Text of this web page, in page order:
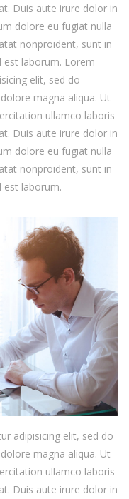
Duis aute irure dolor in
dolore eu fugiat nulla
nonproident, sunt in
est laborum. Lorem
elit, sed do
magna aliqua. Ut
ullamco laboris
Duis aute irure dolor in
dolore eu fugiat nulla
nonproident, sunt in
est laborum.
adipisicing elit, sed do
magna aliqua. Ut
ullamco laboris
Duis aute irure dolor in